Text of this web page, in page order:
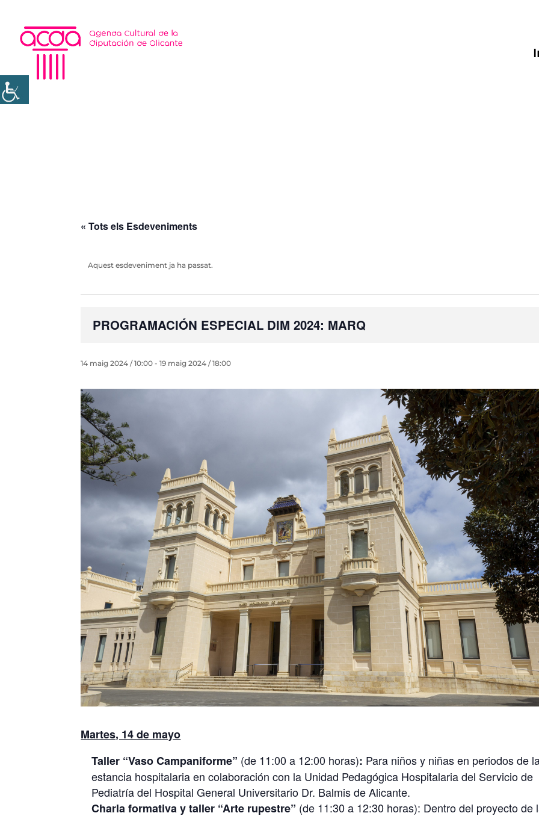
« Tots els Esdeveniments
Aquest esdeveniment ja ha passat.
PROGRAMACIÓN ESPECIAL DIM 2024: MARQ
14 maig 2024 / 10:00 -19 maig 2024 / 18:00
Martes, 14 de mayo
Taller “Vaso Campaniforme” (de 11:00 a 12:00 horas): Para niños y niñas en periodos de
estancia hospitalaria en colaboración con la Unidad Pedagógica Hospitalaria del Servicio de
Pediatría del Hospital General Universitario Dr. Balmis de Alicante.
Charla formativa y taller “Arte rupestre” (de 11:30 a 12:30 horas): Dentro del proyecto de